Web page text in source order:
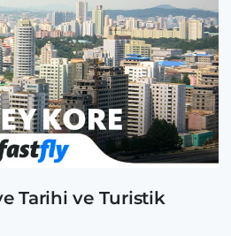
Tarihi ve Turistik